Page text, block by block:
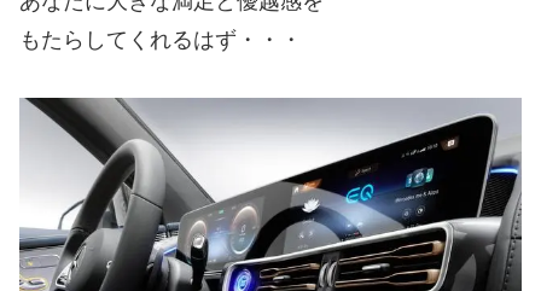
もたらしてくれるはず・・・